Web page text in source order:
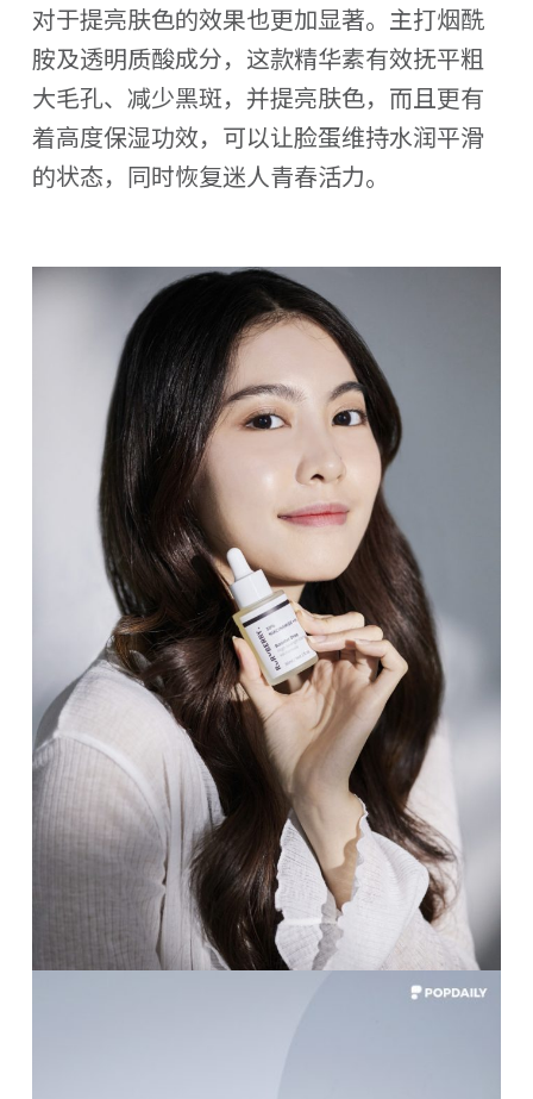
对于提亮肤色的效果也更加显著。主打烟酰
胺及透明质酸成分，这款精华素有效抚平粗
大毛孔、减少黑斑，并提亮肤色，而且更有
着高度保湿功效，可以让脸蛋维持水润平滑
的状态，同时恢复迷人青春活力。